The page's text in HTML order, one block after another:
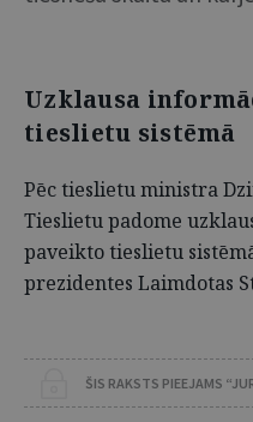
Uzklausa
tieslietu sistēmā
Pēc tieslietu ministra
Tieslietu padome
paveikto tieslietu
prezidentes Laimdotas
ŠIS RAKSTS PIEEJAMS